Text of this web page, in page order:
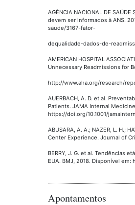
AGÊNCIA NACIONAL DE
devem ser informados à ANS.
saude/3167-fator-
dequalidade-dados-de-
AMERICAN HOSPITAL
Unnecessary Readmissions for
http://www.aha.org/research/
AUERBACH, A. D. et al.
Patients. JAMA Internal
https://doi.org/10.1001/
ABUSARA, A. A.; NAZER, L. H.;
Center Experience. Journal of
BERRY, J. G. et al. Tendências
EUA. BMJ, 2018. Disponível
Apontamentos